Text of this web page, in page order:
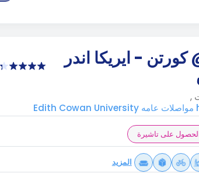
كورتن - ايريكا اندر
على تاشيرة
المزيد